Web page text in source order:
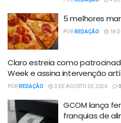
5 melhores
PORREDAÇÃO 18
Claro estreia como
Week e assina intervenção
PORREDAÇÃO 3 DE AGOSTO DE 2026 0
GCOM lança
franquias de